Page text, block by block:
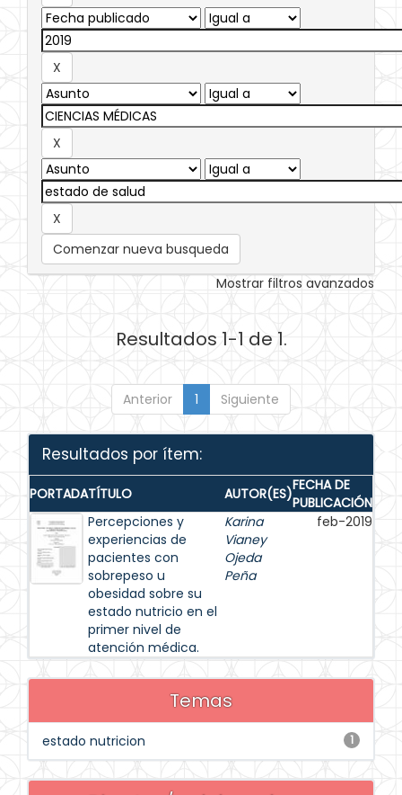
Comenzar nueva busqueda
Mostrar filtros avanzados
Resultados 1-1 de 1.
Anterior 1 Siguiente
Resultados por ítem:
PORTADATÍTULO AUTOR(ES)FECHA DE
PUBLICACIÓN
Percepciones y
experiencias de
pacientes con
sobrepeso u
obesidad sobre su
estado nutricio en el
primer nivel de
atención médica.
Karina
Vianey
Ojeda
Peña
feb-2019
Temas
1
estado nutricion